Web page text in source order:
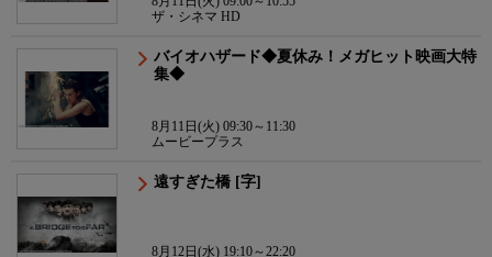
ザ・シネマ HD
バイオハザード◆夏休み！メガヒット映画大特
集◆
8月11日(火) 09:30～11:30
ムービープラス
遠すぎた橋 [字]
8月12日(水) 19:10～22:20